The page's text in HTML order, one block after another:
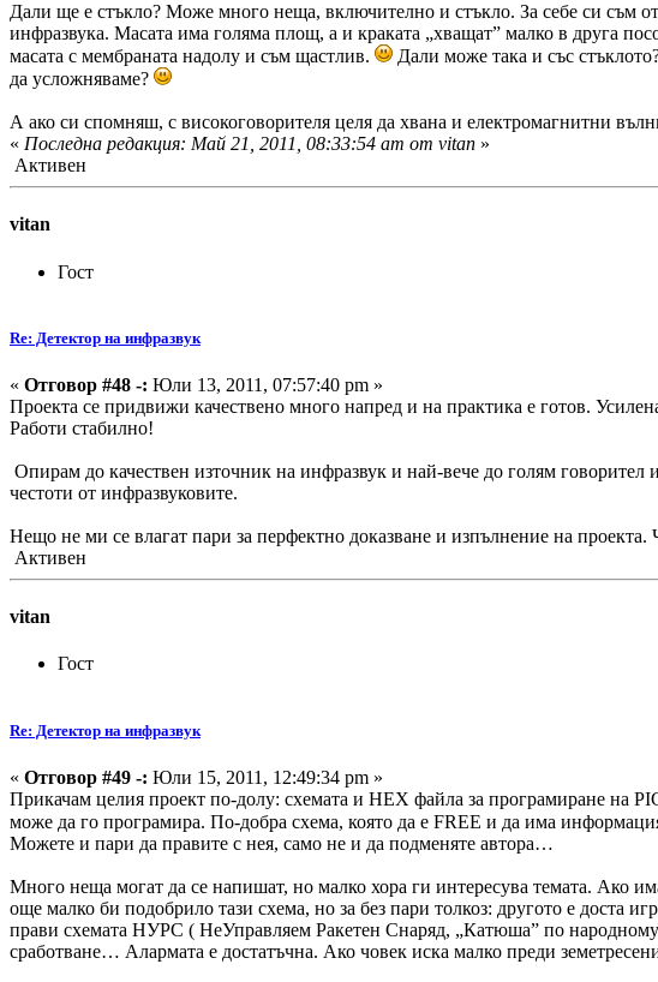
Дали ще е стъкло? Може много неща, включително и стъкло. За себе си съм
инфразвука. Mасата има голяма площ, а и краката „хващат” малко в друга
масата с мембраната надолу и съм щастлив.
Дали може така и със
да усложняваме?
А ако си спомняш, с високоговорителя целя да хвана и електромагнитни
« Последна редакция: Май 21, 2011, 08:33:54 am от vitan »
Активен
vitan
Гост
Re: Детектор на инфразвук
« Отговор #48 -: Юли 13, 2011, 07:57:40 pm »
Проекта се придвижи качествено много напред и на практика е готов.
Работи стабилно!
Опирам до качествен източник на инфразвук и най-вече до голям
честоти от инфразвуковите.
Нещо не ми се влагат пари за перфектно доказване и изпълнение на
Активен
vitan
Гост
Re: Детектор на инфразвук
« Отговор #49 -: Юли 15, 2011, 12:49:34 pm »
Прикачам целия проект по-долу: схемата и HEX файла за програмиране на
може да го програмира. По-добра схема, която да е FREE и да има
Можете и пари да правите с нея, само не и да подменяте автора…
Много неща могат да се напишат, но малко хора ги интересува темата. Ако
още малко би подобрило тази схема, но за без пари толкоз: другото е доста
прави схемата НУРС ( НеУправляем Ракетен Снаряд, „Катюша” по
сработване… Алармата е достатъчна. Ако човек иска малко преди